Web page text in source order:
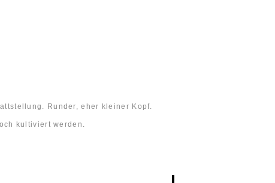
Runder, eher kleiner Kopf.
kultiviert werden.